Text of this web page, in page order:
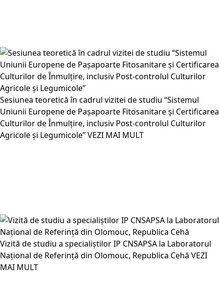
Sesiunea teoretică în cadrul vizitei de studiu “Sistemul
Uniunii Europene de Pașapoarte Fitosanitare și Certificarea
Culturilor de Înmulțire, inclusiv Post-controlul Culturilor
Agricole și Legumicole”VEZI MAI MULT
Vizită de studiu a specialiștilor IP CNSAPSA la Laboratorul
Național de Referință din Olomouc, Republica Cehă VEZI
MAI MULT